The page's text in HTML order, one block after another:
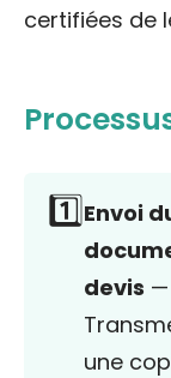
certifiées de
1️⃣Envoi
devis —
une